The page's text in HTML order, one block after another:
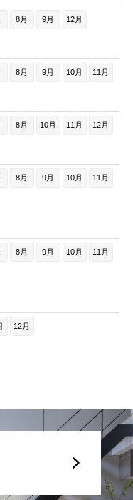
8月 9月 12月
8月 9月 10月 11月
8月 10月 11月 12月
8月 9月 10月 11月
8月 9月 10月 11月
12月